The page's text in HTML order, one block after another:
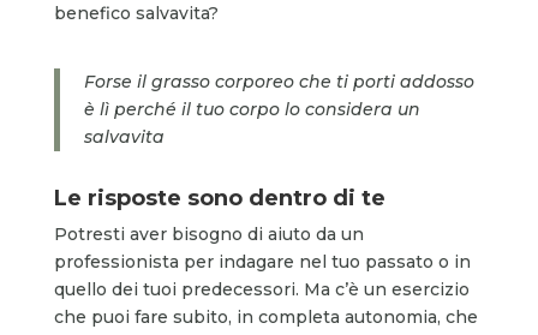
benefico salvavita?
Forse il grasso corporeo che ti porti addosso
è lì perché il tuo corpo lo considera un
salvavita
Le risposte sono dentro di te
Potresti aver bisogno di aiuto da un
professionista per indagare nel tuo passato o in
quello dei tuoi predecessori. Ma c’è un esercizio
che puoi fare subito, in completa autonomia, che